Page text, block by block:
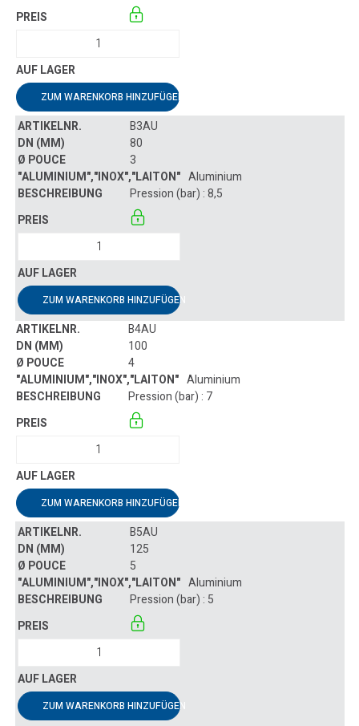
ZUM WARENKORB HINZUFÜGEN
B3AU
80
3
Aluminium
Pression (bar) : 8,5
ZUM WARENKORB HINZUFÜGEN
B4AU
100
4
Aluminium
Pression (bar) : 7
ZUM WARENKORB HINZUFÜGEN
B5AU
125
5
Aluminium
Pression (bar) : 5
ZUM WARENKORB HINZUFÜGEN